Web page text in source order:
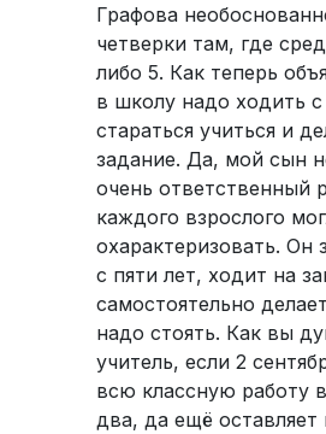
Графова
четверки там, где
либо 5. Как теперь
в школу надо ходить
стараться учиться и
задание. Да, мой сын
очень ответственный
каждого взрослого
охарактеризовать. Он
с пяти лет, ходит на
самостоятельно
надо стоять. Как вы
учитель, если 2
всю классную работу
два, да ещё оставляет